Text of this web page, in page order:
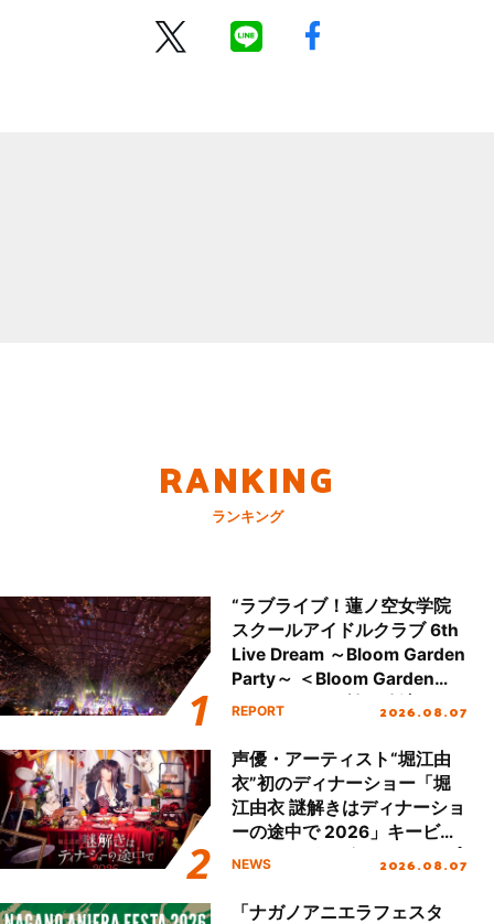
RANKING
ランキング
“ラブライブ！蓮ノ空女学院
スクールアイドルクラブ 6th
Live Dream ～Bloom Garden
Party～ ＜Bloom Garden
Party Stage／埼玉公演＞”
REPORT 2026.08.07
声優・アーティスト“堀江由
衣”初のディナーショー「堀
江由衣 謎解きはディナーショ
ーの途中で 2026」キービジ
ュアル＆グッズラインナップ
NEWS 2026.08.07
「ナガノアニエラフェスタ